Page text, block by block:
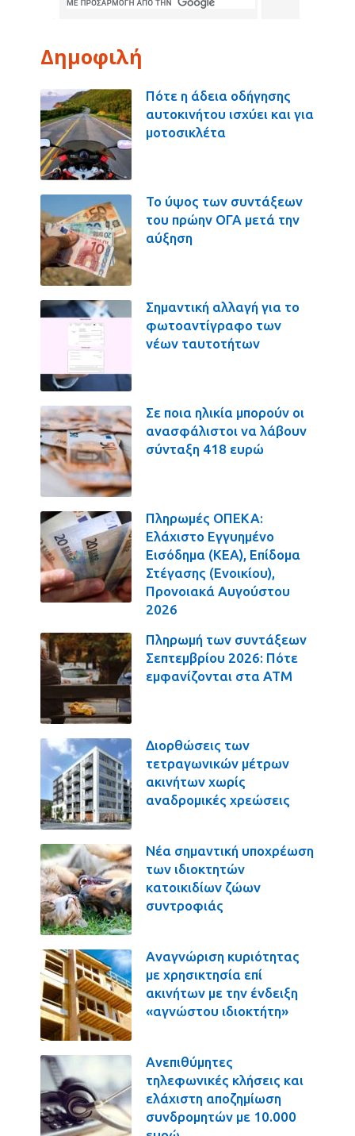
Δημοφιλή
Πότε η άδεια οδήγησης
αυτοκινήτου ισχύει και για
μοτοσικλέτα
Το ύψος των συντάξεων
του πρώην ΟΓΑ μετά την
αύξηση
Σημαντική αλλαγή για το
φωτοαντίγραφο των
νέων ταυτοτήτων
Σε ποια ηλικία μπορούν οι
ανασφάλιστοι να λάβουν
σύνταξη 418 ευρώ
Πληρωμές ΟΠΕΚΑ:
Ελάχιστο Εγγυημένο
Εισόδημα (ΚΕΑ), Επίδομα
Στέγασης (Ενοικίου),
Προνοιακά Αυγούστου
2026
Πληρωμή των συντάξεων
Σεπτεμβρίου 2026: Πότε
εμφανίζονται στα ΑΤΜ
Διορθώσεις των
τετραγωνικών μέτρων
ακινήτων χωρίς
αναδρομικές χρεώσεις
Νέα σημαντική υποχρέωση
των ιδιοκτητών
κατοικιδίων ζώων
συντροφιάς
Αναγνώριση κυριότητας
με χρησικτησία επί
ακινήτων με την ένδειξη
«αγνώστου ιδιοκτήτη»
Ανεπιθύμητες
τηλεφωνικές κλήσεις και
ελάχιστη αποζημίωση
συνδρομητών με 10.000